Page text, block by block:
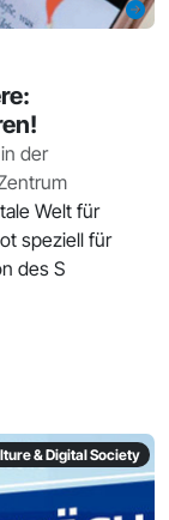
der
Welt für
speziell für
des S
& Digital Society